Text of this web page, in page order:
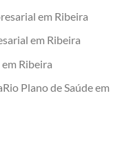
em Ribeira
em Ribeira
Ribeira
Plano de Saúde em